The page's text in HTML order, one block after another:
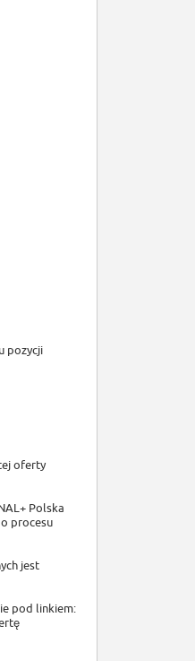
pozycji
oferty
Polska
procesu
jest
pod linkiem: